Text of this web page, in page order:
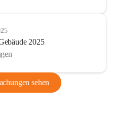
2025
sehen